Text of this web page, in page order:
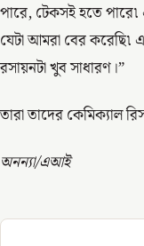
পারে, টেকসই হতে
যেটা আমরা বের করেছি৷
রসায়নটা খুব সাধারণ।”
তারা তাদের কেমিক্যাল
অনন্যা/এআই